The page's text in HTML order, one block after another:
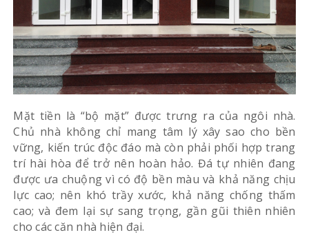
Mặt tiền là “bộ mặt” được trưng ra của ngôi nhà.
Chủ nhà không chỉ mang tâm lý xây sao cho bền
vững, kiến trúc độc đáo mà còn phải phối hợp trang
trí hài hòa để trở nên hoàn hảo. Đá tự nhiên đang
được ưa chuộng vì có độ bền màu và khả năng chịu
lực cao; nên khó trầy xước, khả năng chống thấm
cao; và đem lại sự sang trọng, gần gũi thiên nhiên
cho các căn nhà hiện đại.